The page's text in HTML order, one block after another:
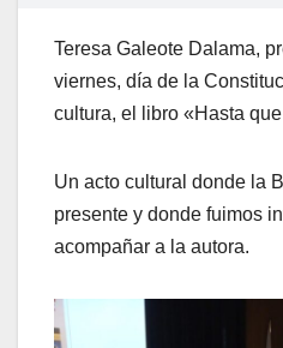
Teresa Galeote Dalama,
viernes, día de la
cultura, el libro «Hasta
Un acto cultural donde la
presente y donde fuimos
acompañar a la autora.